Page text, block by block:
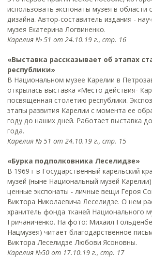
использовать экспонаты музея в области
дизайна. Автор-составитель издания -
музея Екатерина Логвиненко.
Карелия № 51 от 24.10.19 г., стр. 16
«Выставка рассказывает об этапах
республики»
В Национальном музее Карелии в
открылась выставка «Место действия-
посвященная столетию республики.
этапы развития Карелии с момента ее
году до наших дней. Работает выставка
года.
Карелия № 51 от 24.10.19 г., стр. 15
«Бурка подполковника Леселидзе»
В 1969 г в Государственный карельский
музей (ныне Национальный музей
ценные экспонаты - личные вещи Героя
Виктора Николаевича Леселидзе. О нем
хранитель фонда тканей Национального
Гричаниченко. На фото: Михаил
Нацмузея) читает благодарственное
Виктора Леселидзе Любови Ясоновны.
Карелия №50 от 17.10.19 г., стр. 17